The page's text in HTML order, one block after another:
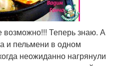
Теперь знаю. А
и пельмени в одном
неожиданно нагрянули